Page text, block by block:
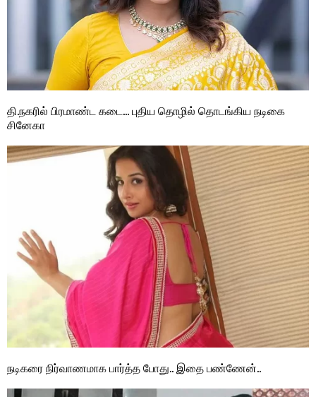
தி.நகரில் பிரமாண்ட கடை… புதிய தொழில் தொடங்கிய நடிகை
சினேகா
நடிகரை நிர்வாணமாக பார்த்த போது.. இதை பண்ணேன்..